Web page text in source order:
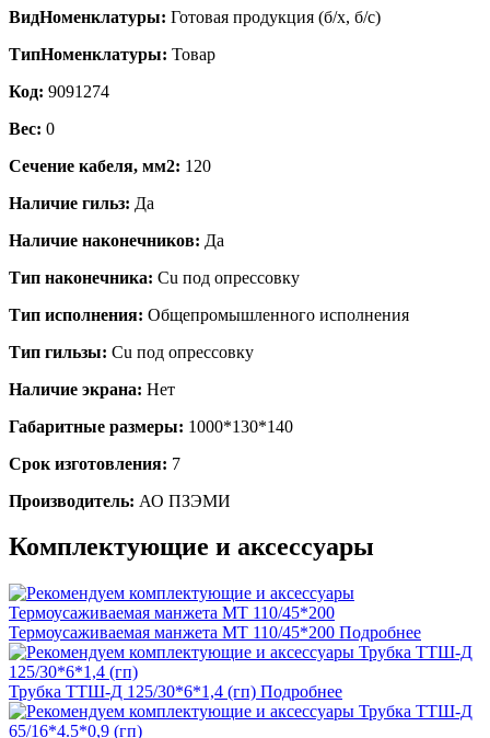
ВидНоменклатуры: Готовая продукция (б/х, б/с)
ТипНоменклатуры: Товар
Код: 9091274
Вес: 0
Сечение кабеля, мм2: 120
Наличие гильз: Да
Наличие наконечников: Да
Тип наконечника: Cu под опрессовку
Тип исполнения: Общепромышленного исполнения
Тип гильзы: Cu под опрессовку
Наличие экрана: Нет
Габаритные размеры: 1000*130*140
Срок изготовления: 7
Производитель: АО ПЗЭМИ
Комплектующие и аксессуары
Термоусаживаемая манжета МТ 110/45*200 Подробнее
Трубка ТТШ-Д 125/30*6*1,4 (гп) Подробнее